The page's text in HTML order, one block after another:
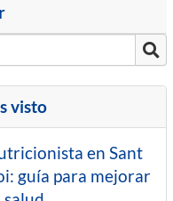
visto
en Sant
guía para mejorar